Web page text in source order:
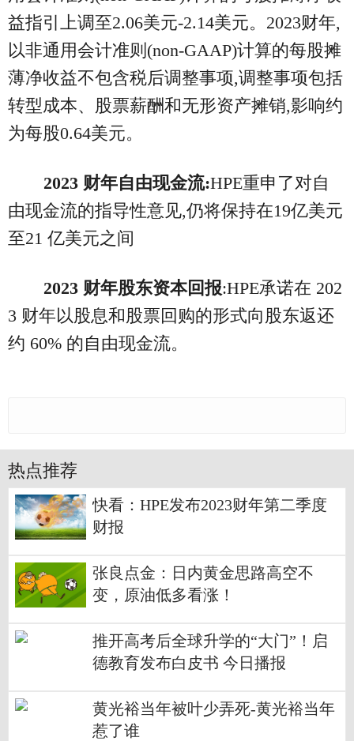
益指引上调至2.06美元-2.14美元。2023财年,
以非通用会计准则(non-GAAP)计算的每股摊
薄净收益不包含税后调整事项,调整事项包括
转型成本、股票薪酬和无形资产摊销,影响约
为每股0.64美元。
2023 财年自由现金流:HPE重申了对自
由现金流的指导性意见,仍将保持在19亿美元
至21 亿美元之间
2023 财年股东资本回报:HPE承诺在 202
3 财年以股息和股票回购的形式向股东返还
约 60% 的自由现金流。
热点推荐
快看：HPE发布2023财年第二季度
财报
张良点金：日内黄金思路高空不
变，原油低多看涨！
推开高考后全球升学的“大门”！启
德教育发布白皮书 今日播报
黄光裕当年被叶少弄死-黄光裕当年
惹了谁